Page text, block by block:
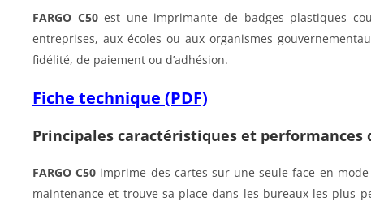
FARGO C50est une imprimante de badges plastiques
entreprises, aux écoles ou aux organismes
fidélité, de paiement ou d’adhésion.
Fiche technique (PDF)
Principales caractéristiques et performances
FARGO C50 imprime des cartes sur une seule face en
maintenance et trouve sa place dans les bureaux les plus